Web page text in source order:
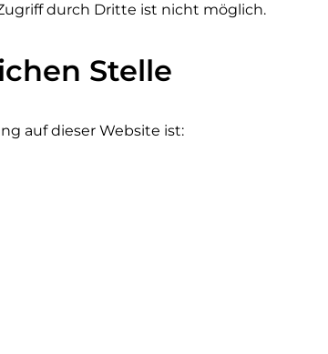
durch Dritte ist nicht möglich.
Stelle
auf dieser Website ist: